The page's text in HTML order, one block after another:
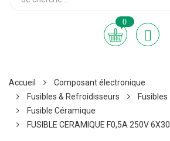
0
Accueil
Composant électronique
Fusibles & Refroidisseurs
Fusibles
Fusible Céramique
FUSIBLE CERAMIQUE F0,5A 250V 6X30